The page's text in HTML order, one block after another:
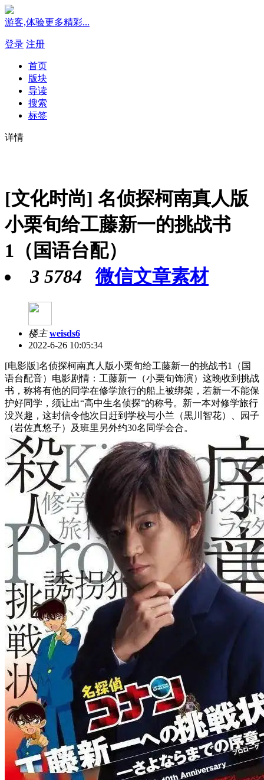
游客,体验更多精彩...
登录 注册
首页
版块
导读
搜索
标签
详情
[文化时尚] 名侦探柯南真人版
小栗旬给工藤新一的挑战书
1（国语台配）
3 5784 微信文章素材
楼主 weisds6
2022-6-26 10:05:34
[电影版]名侦探柯南真人版小栗旬给工藤新一的挑战书1（国
语台配音）电影剧情：工藤新一（小栗旬饰演）这晚收到挑战
书，称将有他的同学在修学旅行的船上被绑架，若新一不能保
护好同学，须让出“高中生名侦探”的称号。新一本对修学旅行
没兴趣，这封信令他次日赶到学校与小兰（黒川智花）、园子
（岩佐真悠子）及班里另外约30名同学会合。